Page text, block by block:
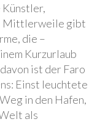
Mittlerweile gibt
die –
Kurzurlaub
ist der Faro
Einst leuchtete
in den Hafen,
als